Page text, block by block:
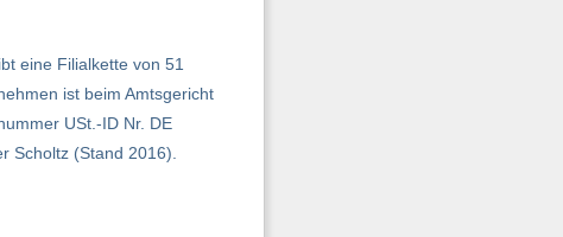
eine Filialkette von 51
ist beim Amtsgericht
USt.-ID Nr. DE
Scholtz (Stand 2016).